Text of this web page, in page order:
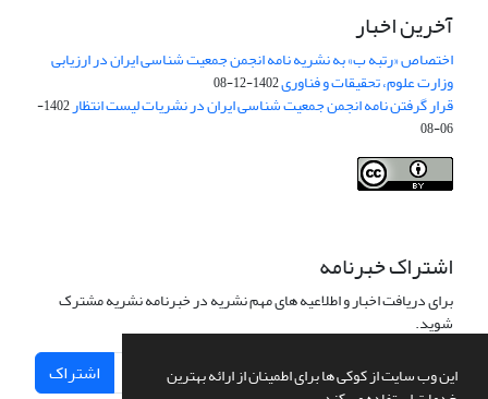
این وب سایت از کوکی ها برای اطمینان از ارائه بهترین
آخرین اخبار
اختصاص «رتبه ب» به نشریه نامه انجمن جمعیت شناسی ایران در ارزیابی
وزارت علوم، تحقیقات و فناوری1402-12-08
قرار گرفتن نامه انجمن جمعیت شناسی ایران در نشریات لیست انتظار
1402-
06-08
اشتراک خبرنامه
برای دریافت اخبار و اطلاعیه های مهم نشریه در خبرنامه نشریه مشترک
شوید.
اشتراک